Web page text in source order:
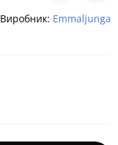
Виробник: Emmaljunga